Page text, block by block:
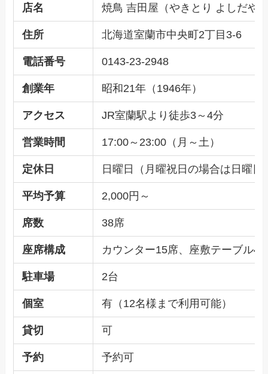
店名 焼鳥 吉田屋（やきとり よしだや
住所 北海道室蘭市中央町2丁目3-6
電話番号 0143-23-2948
創業年 昭和21年（1946年）
アクセス JR室蘭駅より徒歩3～4分
営業時間 17:00～23:00（月～土）
定休日 日曜日（月曜祝日の場合は日曜
平均予算 2,000円～
席数 38席
座席構成 カウンター15席、座敷テーブル4
駐車場 2台
個室 有（12名様まで利用可能）
貸切 可
予約 予約可